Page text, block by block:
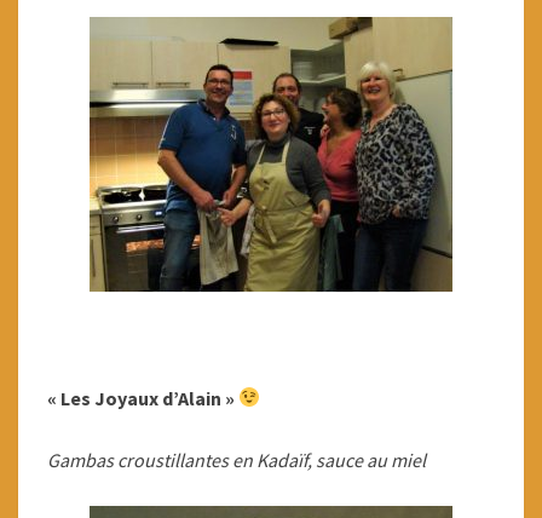
« Les Joyaux d’Alain »
Gambas croustillantes en Kadaïf, sauce au miel